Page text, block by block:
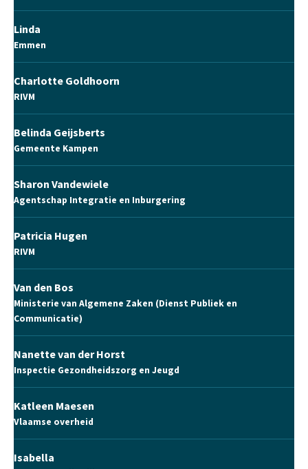
Linda
Emmen
Charlotte Goldhoorn
RIVM
Belinda Geijsberts
Gemeente Kampen
Sharon Vandewiele
Agentschap Integratie en Inburgering
Patricia Hugen
RIVM
Van den Bos
Ministerie van Algemene Zaken (Dienst Publiek en
Communicatie)
Nanette van der Horst
Inspectie Gezondheidszorg en Jeugd
Katleen Maesen
Vlaamse overheid
Isabella